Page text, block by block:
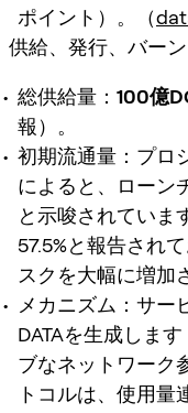
ポイント）。（
供給、発行、バー
総供給量： 100億
報）。
初期流通量：プロ
によると、ローン
と示唆されていま
57.5%と報告され
スクを大幅に増加
メカニズム：サー
DATAを生成しま
ブなネットワーク
トコルは、使用量